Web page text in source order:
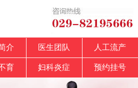
介 医生团队 人工流产
育 妇科炎症 预约挂号